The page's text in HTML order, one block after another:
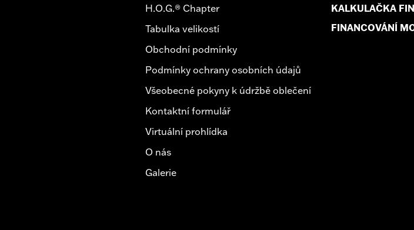
H.O.G.® Chapter
Tabulka velikostí
Obchodní podmínky
Podmínky ochrany osobních údajů
Všeobecné pokyny k údržbě oblečení
Kontaktní formulář
Virtuální prohlídka
O nás
Galerie
KALKULAČKA
FINANCOVÁNÍ